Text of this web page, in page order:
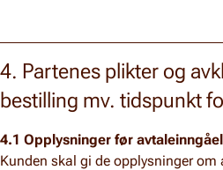
4. Partenes plikter og
bestilling mv. tidspunkt
4.1 Opplysninger før
Kunden skal gi de opplysninger om